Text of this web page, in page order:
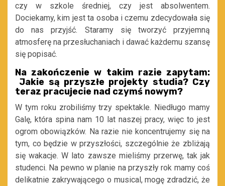
czy w szkole średniej, czy jest absolwentem.
Dociekamy, kim jest ta osoba i czemu zdecydowała się
do nas przyjść. Staramy się tworzyć przyjemną
atmosferę na przesłuchaniach i dawać każdemu szansę
się popisać.
Na zakończenie w takim razie zapytam:
Jakie są przyszłe projekty studia? Czy
teraz pracujecie nad czymś nowym?
W tym roku zrobiliśmy trzy spektakle. Niedługo mamy
Galę, która spina nam 10 lat naszej pracy, więc to jest
ogrom obowiązków. Na razie nie koncentrujemy się na
tym, co będzie w przyszłości, szczególnie że zbliżają
się wakacje. W lato zawsze mieliśmy przerwę, tak jak
studenci. Na pewno w planie na przyszły rok mamy coś
delikatnie zakrywającego o musical, mogę zdradzić, że